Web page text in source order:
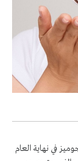
في نهاية العام